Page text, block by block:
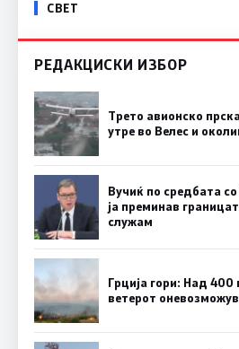
СВЕТ
РЕДАКЦИСКИ ИЗБОР
Трето авионско
утре во Велес и
Вучиќ по средбата
ја преминав
служам
Грција гори: Над
ветерот